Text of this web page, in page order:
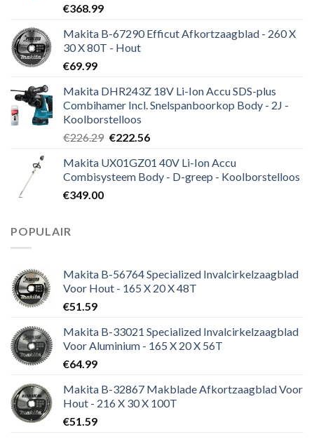
€368.99
Makita B-67290 Efficut Afkortzaagblad - 260 X
30 X 80T - Hout
€69.99
Makita DHR243Z 18V Li-Ion Accu SDS-plus
Combihamer Incl. Snelspanboorkop Body - 2J -
Koolborstelloos
€226.29 Oorspronkelijke
was:
€226.29.
€222.56Huidige
is:
€222.56.
Makita UX01GZ01 40V Li-Ion Accu
Combisysteem Body - D-greep - Koolborstelloos
€349.00
POPULAIR
Makita B-56764 Specialized Invalcirkelzaagblad
Voor Hout - 165 X 20 X 48T
€51.59
Makita B-33021 Specialized Invalcirkelzaagblad
Voor Aluminium - 165 X 20 X 56T
€64.99
Makita B-32867 Makblade Afkortzaagblad Voor
Hout - 216 X 30 X 100T
€51.59